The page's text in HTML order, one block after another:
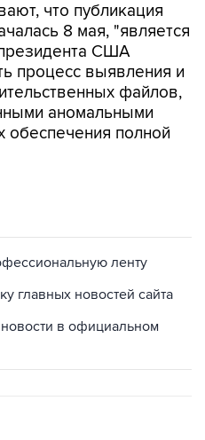
что публикация
8 мая, "является
США
процесс выявления и
файлов,
аномальными
обеспечения полной
ленту
главных новостей сайта
в официальном